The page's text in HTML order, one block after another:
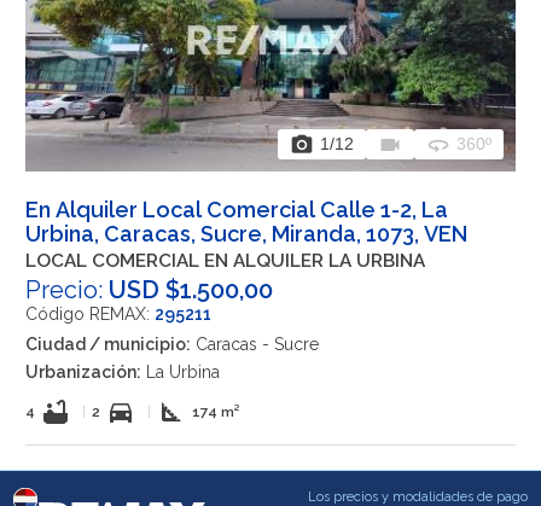
photo_camera 1/12 videocam 360 360º
En Alquiler Local Comercial Calle 1-2, La
Urbina, Caracas, Sucre, Miranda, 1073, VEN
LOCAL COMERCIAL EN ALQUILER LA URBINA
Precio: USD $1.500,00
Código REMAX: 295211
Ciudad / municipio: Caracas - Sucre
Urbanización: La Urbina
4 bathtub 2 directions_car square_foot 174 m²
Los precios y modalidades de pago